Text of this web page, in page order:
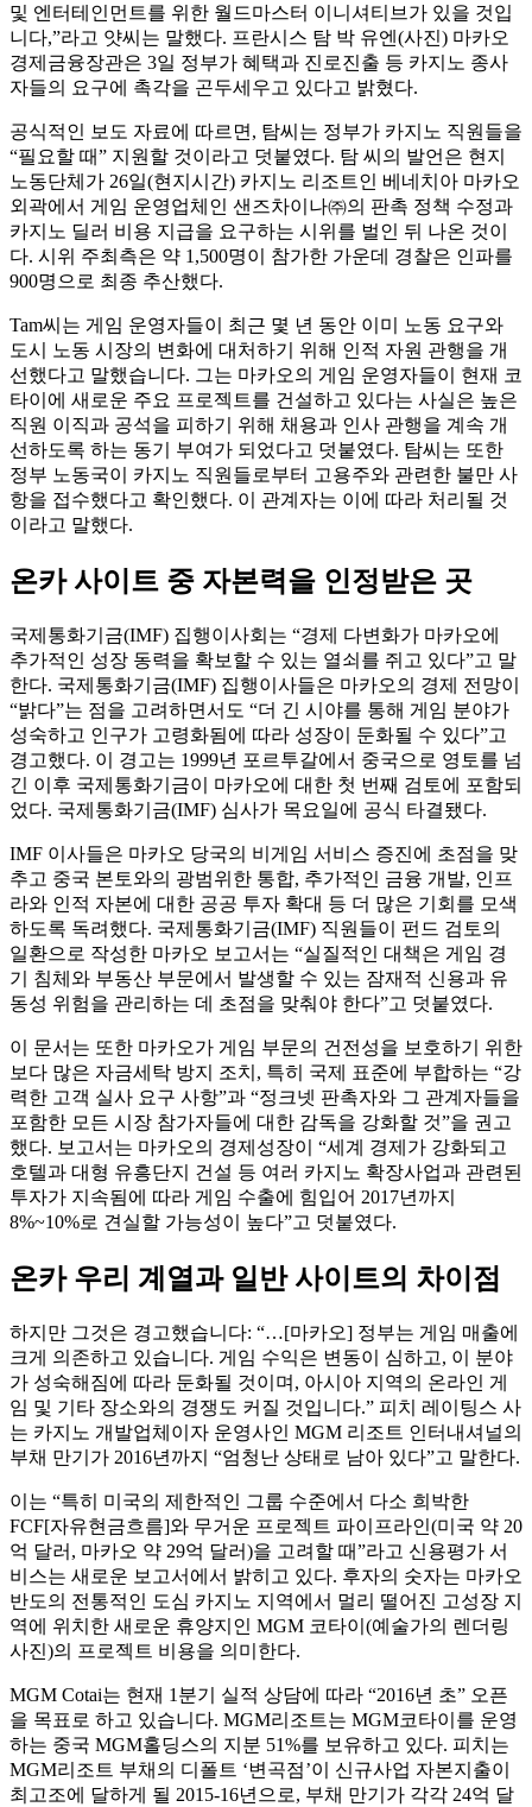
및 엔터테인먼트를 위한 월드마스터 이니셔티브가 있을 것입
니다,”라고 얏씨는 말했다. 프란시스 탐 박 유엔(사진) 마카오
경제금융장관은 3일 정부가 혜택과 진로진출 등 카지노 종사
자들의 요구에 촉각을 곤두세우고 있다고 밝혔다.
공식적인 보도 자료에 따르면, 탐씨는 정부가 카지노 직원들을
“필요할 때” 지원할 것이라고 덧붙였다. 탐 씨의 발언은 현지
노동단체가 26일(현지시간) 카지노 리조트인 베네치아 마카오
외곽에서 게임 운영업체인 샌즈차이나㈜의 판촉 정책 수정과
카지노 딜러 비용 지급을 요구하는 시위를 벌인 뒤 나온 것이
다. 시위 주최측은 약 1,500명이 참가한 가운데 경찰은 인파를
900명으로 최종 추산했다.
Tam씨는 게임 운영자들이 최근 몇 년 동안 이미 노동 요구와
도시 노동 시장의 변화에 대처하기 위해 인적 자원 관행을 개
선했다고 말했습니다. 그는 마카오의 게임 운영자들이 현재 코
타이에 새로운 주요 프로젝트를 건설하고 있다는 사실은 높은
직원 이직과 공석을 피하기 위해 채용과 인사 관행을 계속 개
선하도록 하는 동기 부여가 되었다고 덧붙였다. 탐씨는 또한
정부 노동국이 카지노 직원들로부터 고용주와 관련한 불만 사
항을 접수했다고 확인했다. 이 관계자는 이에 따라 처리될 것
이라고 말했다.
온카 사이트 중 자본력을 인정받은 곳
국제통화기금(IMF) 집행이사회는 “경제 다변화가 마카오에
추가적인 성장 동력을 확보할 수 있는 열쇠를 쥐고 있다”고 말
한다. 국제통화기금(IMF) 집행이사들은 마카오의 경제 전망이
“밝다”는 점을 고려하면서도 “더 긴 시야를 통해 게임 분야가
성숙하고 인구가 고령화됨에 따라 성장이 둔화될 수 있다”고
경고했다. 이 경고는 1999년 포르투갈에서 중국으로 영토를 넘
긴 이후 국제통화기금이 마카오에 대한 첫 번째 검토에 포함되
었다. 국제통화기금(IMF) 심사가 목요일에 공식 타결됐다.
IMF 이사들은 마카오 당국의 비게임 서비스 증진에 초점을 맞
추고 중국 본토와의 광범위한 통합, 추가적인 금융 개발, 인프
라와 인적 자본에 대한 공공 투자 확대 등 더 많은 기회를 모색
하도록 독려했다. 국제통화기금(IMF) 직원들이 펀드 검토의
일환으로 작성한 마카오 보고서는 “실질적인 대책은 게임 경
기 침체와 부동산 부문에서 발생할 수 있는 잠재적 신용과 유
동성 위험을 관리하는 데 초점을 맞춰야 한다”고 덧붙였다.
이 문서는 또한 마카오가 게임 부문의 건전성을 보호하기 위한
보다 많은 자금세탁 방지 조치, 특히 국제 표준에 부합하는 “강
력한 고객 실사 요구 사항”과 “정크넷 판촉자와 그 관계자들을
포함한 모든 시장 참가자들에 대한 감독을 강화할 것”을 권고
했다. 보고서는 마카오의 경제성장이 “세계 경제가 강화되고
호텔과 대형 유흥단지 건설 등 여러 카지노 확장사업과 관련된
투자가 지속됨에 따라 게임 수출에 힘입어 2017년까지
8%~10%로 견실할 가능성이 높다”고 덧붙였다.
온카 우리 계열과 일반 사이트의 차이점
하지만 그것은 경고했습니다: “…[마카오] 정부는 게임 매출에
크게 의존하고 있습니다. 게임 수익은 변동이 심하고, 이 분야
가 성숙해짐에 따라 둔화될 것이며, 아시아 지역의 온라인 게
임 및 기타 장소와의 경쟁도 커질 것입니다.” 피치 레이팅스 사
는 카지노 개발업체이자 운영사인 MGM 리조트 인터내셔널의
부채 만기가 2016년까지 “엄청난 상태로 남아 있다”고 말한다.
이는 “특히 미국의 제한적인 그룹 수준에서 다소 희박한
FCF[자유현금흐름]와 무거운 프로젝트 파이프라인(미국 약 20
억 달러, 마카오 약 29억 달러)을 고려할 때”라고 신용평가 서
비스는 새로운 보고서에서 밝히고 있다. 후자의 숫자는 마카오
반도의 전통적인 도심 카지노 지역에서 멀리 떨어진 고성장 지
역에 위치한 새로운 휴양지인 MGM 코타이(예술가의 렌더링
사진)의 프로젝트 비용을 의미한다.
MGM Cotai는 현재 1분기 실적 상담에 따라 “2016년 초” 오픈
을 목표로 하고 있습니다. MGM리조트는 MGM코타이를 운영
하는 중국 MGM홀딩스의 지분 51%를 보유하고 있다. 피치는
MGM리조트 부채의 디폴트 ‘변곡점’이 신규사업 자본지출이
최고조에 달하게 될 2015-16년으로, 부채 만기가 각각 24억 달